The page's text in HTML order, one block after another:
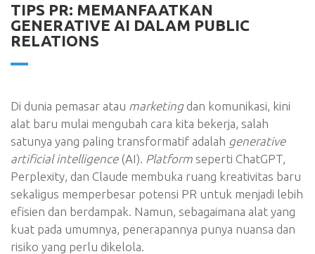
TIPS PR: MEMANFAATKAN
GENERATIVE AI DALAM PUBLIC
RELATIONS
Di dunia pemasar atau marketing dan komunikasi, kini
alat baru mulai mengubah cara kita bekerja, salah
satunya yang paling transformatif adalah generative
artificial intelligence(AI). Platform seperti ChatGPT,
Perplexity, dan Claude membuka ruang kreativitas baru
sekaligus memperbesar potensi PR untuk menjadi lebih
efisien dan berdampak. Namun, sebagaimana alat yang
kuat pada umumnya, penerapannya punya nuansa dan
risiko yang perlu dikelola.